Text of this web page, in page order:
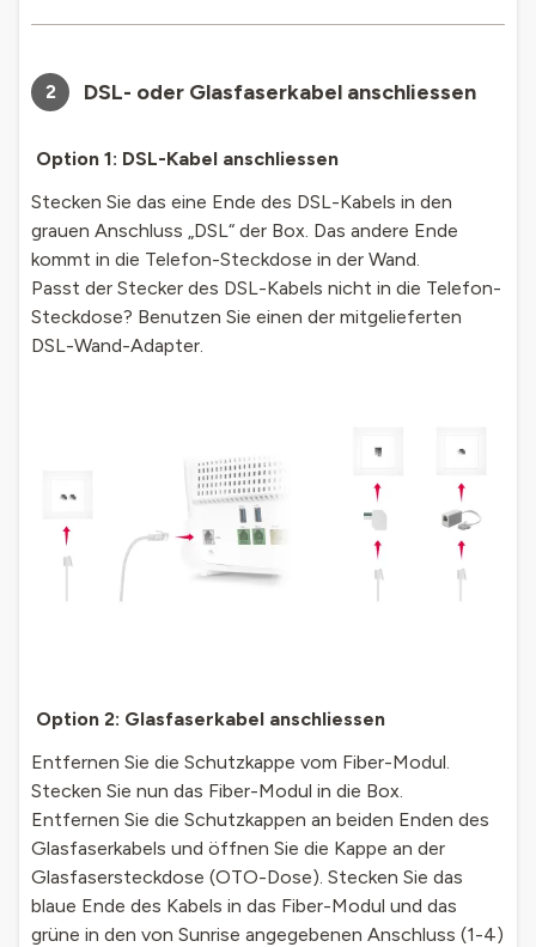
2 DSL- oder Glasfaserkabel anschliessen
Option 1: DSL-Kabel anschliessen
Stecken Sie das eine Ende des DSL-Kabels in den
grauen Anschluss „DSL“ der Box. Das andere Ende
kommt in die Telefon-Steckdose in der Wand.
Passt der Stecker des DSL-Kabels nicht in die Telefon-
Steckdose? Benutzen Sie einen der mitgelieferten
DSL-Wand-Adapter.
Option 2: Glasfaserkabel anschliessen
Entfernen Sie die Schutzkappe vom Fiber-Modul.
Stecken Sie nun das Fiber-Modul in die Box.
Entfernen Sie die Schutzkappen an beiden Enden des
Glasfaserkabels und öffnen Sie die Kappe an der
Glasfasersteckdose (OTO-Dose). Stecken Sie das
blaue Ende des Kabels in das Fiber-Modul und das
grüne in den von Sunrise angegebenen Anschluss (1-4)